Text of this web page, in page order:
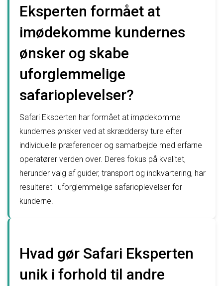
Eksperten formået at
imødekomme kundernes
ønsker og skabe
uforglemmelige
safarioplevelser?
Safari Eksperten har formået at imødekomme
kundernes ønsker ved at skræddersy ture efter
individuelle præferencer og samarbejde med erfarne
operatører verden over. Deres fokus på kvalitet,
herunder valg af guider, transport og indkvartering, har
resulteret i uforglemmelige safarioplevelser for
kunderne.
Hvad gør Safari Eksperten
unik i forhold til andre